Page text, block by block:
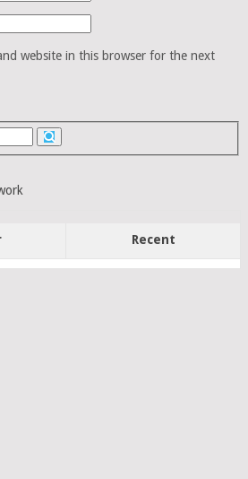
website in this browser for the next
Recent